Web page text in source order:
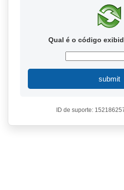
Qual é o código
submit
ID de suporte: